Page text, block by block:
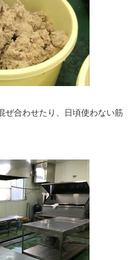
ぜ合わせたり、日頃使わない筋